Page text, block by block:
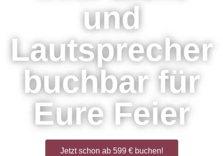
und
Lautsprecher
buchbar für
Eure Feier
Jetzt schon ab 599 € buchen!